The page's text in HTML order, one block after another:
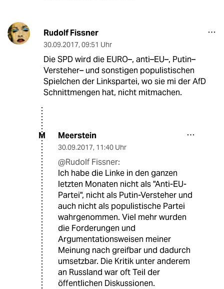
Rudolf Fissner
30.09.2017, 09:51 Uhr
Die SPD wird die EURO–, anti–EU–, Putin–
Versteher– und sonstigen populistischen
Spielchen der Linkspartei, wo sie mi der AfD
Schnittmengen hat, nicht mitmachen.
M Meerstein
30.09.2017, 11:40 Uhr
@Rudolf Fissner:
Ich habe die Linke in den ganzen
letzten Monaten nicht als "Anti-EU-
Partei", nicht als Putin-Versteher und
auch nicht als populistische Partei
wahrgenommen. Viel mehr wurden
die Forderungen und
Argumentationsweisen meiner
Meinung nach greifbar und dadurch
umsetzbar. Die Kritik unter anderem
an Russland war oft Teil der
öffentlichen Diskussionen.